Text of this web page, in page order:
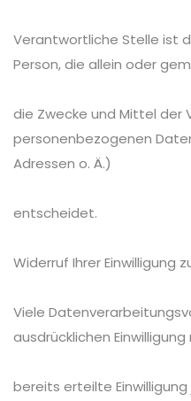
Verantwortliche Stelle ist
Person, die allein oder
die Zwecke und Mittel der
personenbezogenen
Adressen o. Ä.)
entscheidet.
Widerruf Ihrer Einwilligung
Viele
ausdrücklichen
bereits erteilte